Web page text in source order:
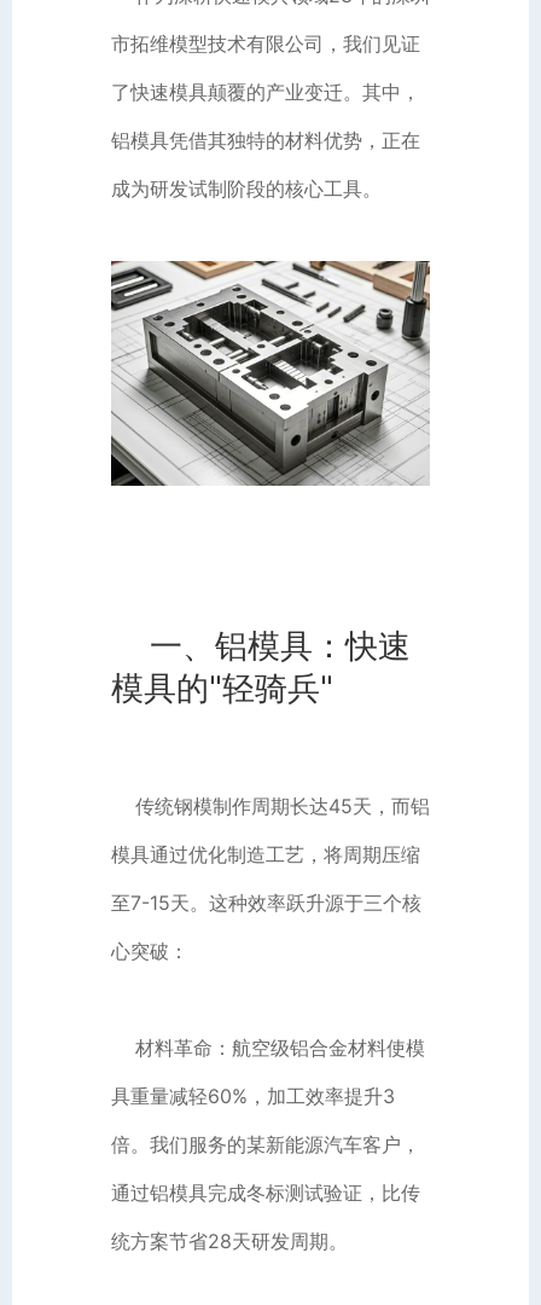
市拓维模型技术有限公司，我们见证
了快速模具颠覆的产业变迁。其中，
铝模具凭借其独特的材料优势，正在
成为研发试制阶段的核心工具。
一、铝模具：快速
模具的"轻骑兵"
传统钢模制作周期长达45天，而铝
模具通过优化制造工艺，将周期压缩
至7-15天。这种效率跃升源于三个核
心突破：
材料革命：航空级铝合金材料使模
具重量减轻60%，加工效率提升3
倍。我们服务的某新能源汽车客户，
通过铝模具完成冬标测试验证，比传
统方案节省28天研发周期。